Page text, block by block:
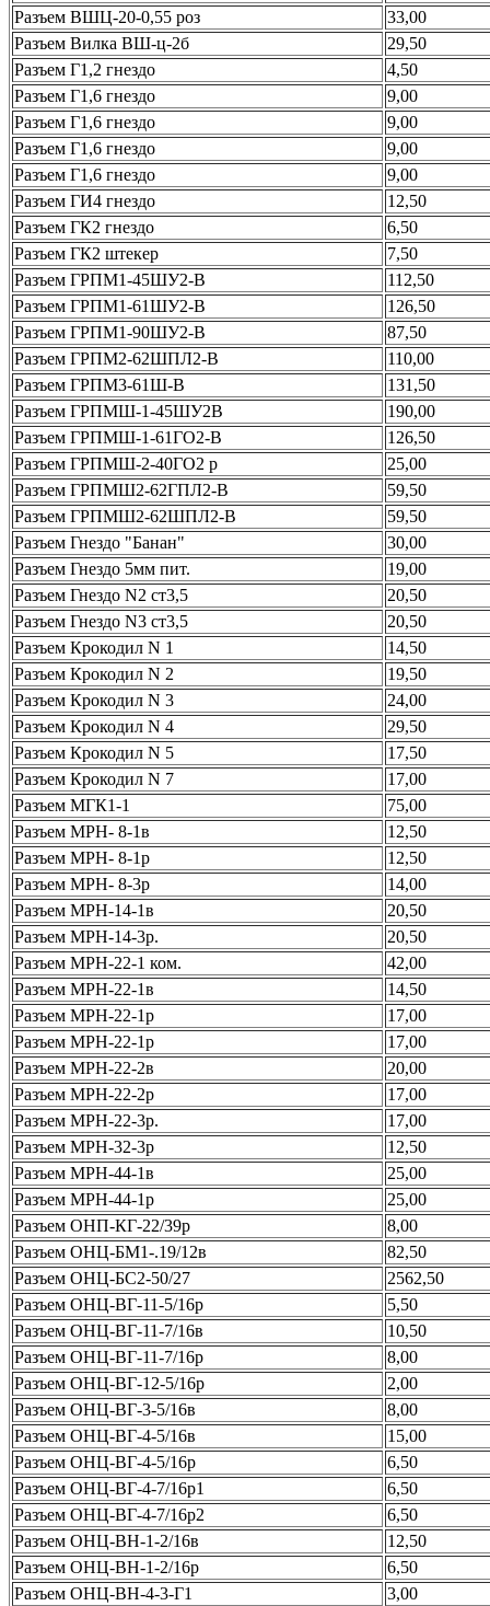
Разъем ВШЦ-20-0,55 роз
33,00
Разъем Вилка ВШ-ц-2б
29,50
Разъем Г1,2 гнездо
4,50
Разъем Г1,6 гнездо
9,00
Разъем Г1,6 гнездо
9,00
Разъем Г1,6 гнездо
9,00
Разъем Г1,6 гнездо
9,00
Разъем ГИ4 гнездо
12,50
Разъем ГК2 гнездо
6,50
Разъем ГК2 штекер
7,50
Разъем ГРПМ1-45ШУ2-В
112,50
Разъем ГРПМ1-61ШУ2-В
126,50
Разъем ГРПМ1-90ШУ2-В
87,50
Разъем ГРПМ2-62ШПЛ2-В
110,00
Разъем ГРПМ3-61Ш-В
131,50
Разъем ГРПМШ-1-45ШУ2В
190,00
Разъем ГРПМШ-1-61ГО2-В
126,50
Разъем ГРПМШ-2-40ГО2 р
25,00
Разъем ГРПМШ2-62ГПЛ2-В
59,50
Разъем ГРПМШ2-62ШПЛ2-В
59,50
Разъем Гнездо "Банан"
30,00
Разъем Гнездо 5мм пит.
19,00
Разъем Гнездо N2 ст3,5
20,50
Разъем Гнездо N3 ст3,5
20,50
Разъем Крокодил N 1
14,50
Разъем Крокодил N 2
19,50
Разъем Крокодил N 3
24,00
Разъем Крокодил N 4
29,50
Разъем Крокодил N 5
17,50
Разъем Крокодил N 7
17,00
Разъем МГК1-1
75,00
Разъем МРН- 8-1в
12,50
Разъем МРН- 8-1р
12,50
Разъем МРН- 8-3р
14,00
Разъем МРН-14-1в
20,50
Разъем МРН-14-3р.
20,50
Разъем МРН-22-1 ком.
42,00
Разъем МРН-22-1в
14,50
Разъем МРН-22-1р
17,00
Разъем МРН-22-1р
17,00
Разъем МРН-22-2в
20,00
Разъем МРН-22-2р
17,00
Разъем МРН-22-3р.
17,00
Разъем МРН-32-3р
12,50
Разъем МРН-44-1в
25,00
Разъем МРН-44-1р
25,00
Разъем ОНП-КГ-22/39р
8,00
Разъем ОНЦ-БМ1-.19/12в
82,50
Разъем ОНЦ-БС2-50/27
2562,50
Разъем ОНЦ-ВГ-11-5/16р
5,50
Разъем ОНЦ-ВГ-11-7/16в
10,50
Разъем ОНЦ-ВГ-11-7/16р
8,00
Разъем ОНЦ-ВГ-12-5/16р
2,00
Разъем ОНЦ-ВГ-3-5/16в
8,00
Разъем ОНЦ-ВГ-4-5/16в
15,00
Разъем ОНЦ-ВГ-4-5/16р
6,50
Разъем ОНЦ-ВГ-4-7/16р1
6,50
Разъем ОНЦ-ВГ-4-7/16р2
6,50
Разъем ОНЦ-ВН-1-2/16в
12,50
Разъем ОНЦ-ВН-1-2/16р
6,50
Разъем ОНЦ-ВН-4-3-Г1
3,00